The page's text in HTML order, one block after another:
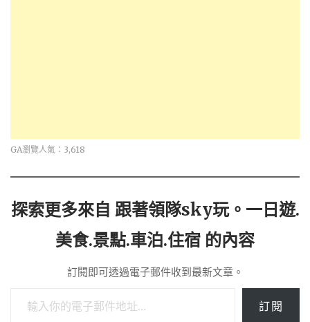
GA瀏覽人氣：3,618
探索更多來自 跟著領隊sky玩。一日遊.
美食.景點.車泊.住宿 的內容
訂閱即可透過電子郵件收到最新文章。
訂閱